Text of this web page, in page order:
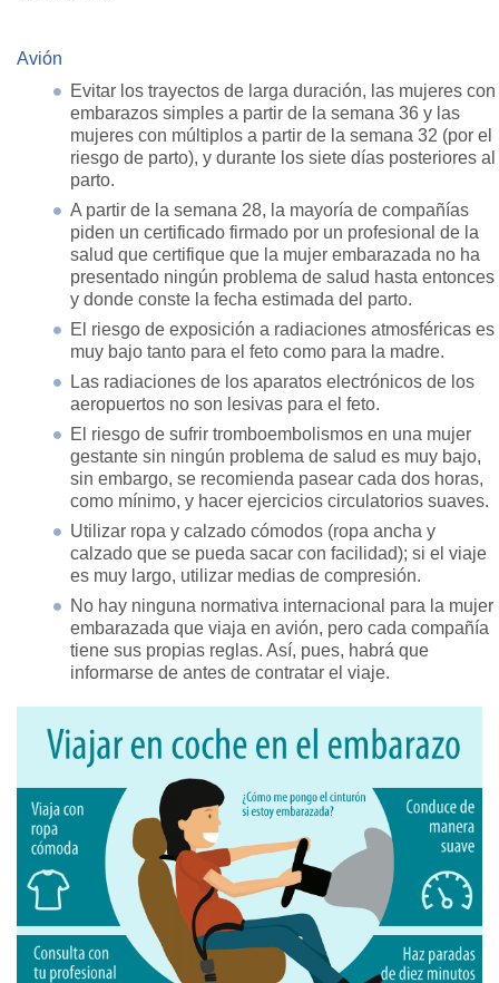
Avión
Evitar los trayectos de larga duración, las mujeres con
embarazos simples a partir de la semana 36 y las
mujeres con múltiplos a partir de la semana 32 (por el
riesgo de parto), y durante los siete días posteriores al
parto.
A partir de la semana 28, la mayoría de compañías
piden un certificado firmado por un profesional de la
salud que certifique que la mujer embarazada no ha
presentado ningún problema de salud hasta entonces
y donde conste la fecha estimada del parto.
El riesgo de exposición a radiaciones atmosféricas es
muy bajo tanto para el feto como para la madre.
Las radiaciones de los aparatos electrónicos de los
aeropuertos no son lesivas para el feto.
El riesgo de sufrir tromboembolismos en una mujer
gestante sin ningún problema de salud es muy bajo,
sin embargo, se recomienda pasear cada dos horas,
como mínimo, y hacer ejercicios circulatorios suaves.
Utilizar ropa y calzado cómodos (ropa ancha y
calzado que se pueda sacar con facilidad); si el viaje
es muy largo, utilizar medias de compresión.
No hay ninguna normativa internacional para la mujer
embarazada que viaja en avión, pero cada compañía
tiene sus propias reglas. Así, pues, habrá que
informarse de antes de contratar el viaje.